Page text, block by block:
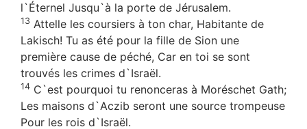
l`Éternel Jusqu`à la porte de Jérusalem.
13 Attelle les coursiers à ton char, Habitante de
Lakisch! Tu as été pour la fille de Sion une
première cause de péché, Car en toi se sont
trouvés les crimes d`Israël.
14 C`est pourquoi tu renonceras à Moréschet Gath;
Les maisons d`Aczib seront une source trompeuse
Pour les rois d`Israël.